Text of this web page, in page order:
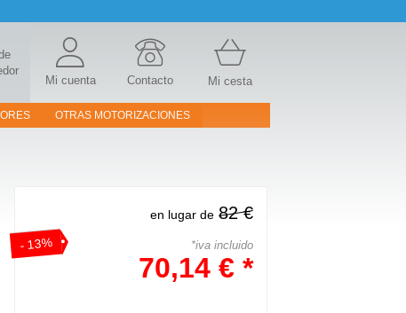
Mi cuenta Contacto Mi cesta
OTRAS MOTORIZACIONES
- 13%
en lugar de 82 €
*iva incluido
70,14 € *